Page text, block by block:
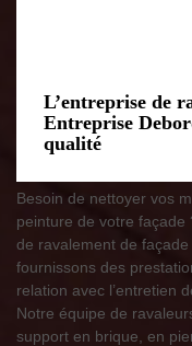
L’entreprise de
Entreprise
qualité
Besoin de nettoyer vos
peinture de votre
de ravalement de
fournissons des
relation avec l’entretien
Notre équipe de
support en brique, en